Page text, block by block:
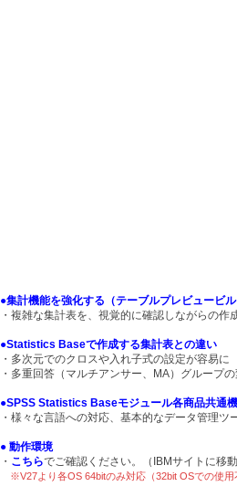
●集計機能を強化する（テーブルプレビュービル
・複雑な集計表を、視覚的に確認しながらの作
●Statistics Baseで作成する集計表との違い
・多次元でのクロスや入れ子式の設定が容易に
・多重回答（マルチアンサー、MA）グループ
●SPSS Statistics Baseモジュール各商品共通
・様々な言語への対応、基本的なデータ管理
● 動作環境
・ こちらでご確認ください。（IBMサイトに移動
※V27より各OS 64bitのみ対応（32bit OSでの使用